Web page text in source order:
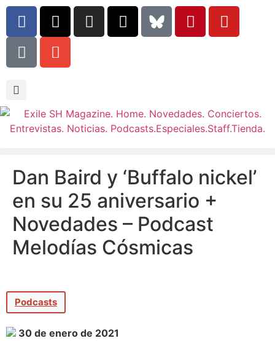
Dan Baird y ‘Buffalo nickel’
en su 25 aniversario +
Novedades – Podcast
Melodías Cósmicas
Podcasts
30 de enero de 2021